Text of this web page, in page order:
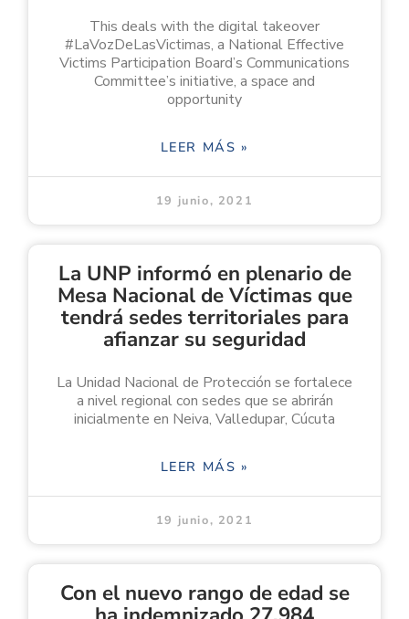
This deals with the digital takeover
#LaVozDeLasVictimas, a National Effective
Victims Participation Board’s Communications
Committee’s initiative, a space and
opportunity
LEER MÁS »
19 junio, 2021
La UNP informó en plenario de
Mesa Nacional de Víctimas que
tendrá sedes territoriales para
afianzar su seguridad
La Unidad Nacional de Protección se fortalece
a nivel regional con sedes que se abrirán
inicialmente en Neiva, Valledupar, Cúcuta
LEER MÁS »
19 junio, 2021
Con el nuevo rango de edad se